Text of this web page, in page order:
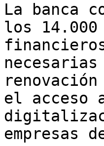
La banca
los
el acceso
empresas